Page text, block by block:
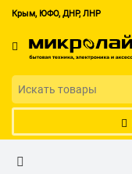
Крым, ЮФО, ДНР, ЛНР